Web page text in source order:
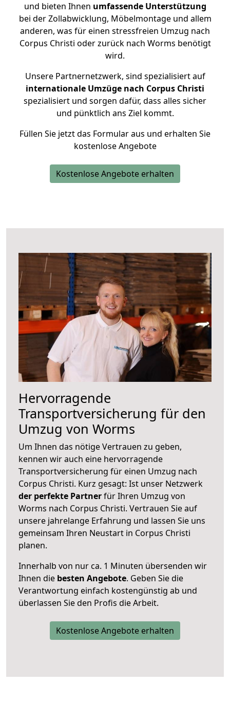
und bieten Ihnen umfassende Unterstützung
bei der Zollabwicklung, Möbelmontage und allem
anderen, was für einen stressfreien Umzug nach
Corpus Christi oder zurück nach Worms benötigt
wird.
Unsere Partnernetzwerk, sind spezialisiert auf
internationale Umzüge nach Corpus Christi
spezialisiert und sorgen dafür, dass alles sicher
und pünktlich ans Ziel kommt.
Füllen Sie jetzt das Formular aus und erhalten Sie
kostenlose Angebote
Kostenlose Angebote erhalten
Hervorragende
Transportversicherung für den
Umzug von Worms
Um Ihnen das nötige Vertrauen zu geben,
kennen wir auch eine hervorragende
Transportversicherung für einen Umzug nach
Corpus Christi. Kurz gesagt: Ist unser Netzwerk
der perfekte Partnerfür Ihren Umzug von
Worms nach Corpus Christi. Vertrauen Sie auf
unsere jahrelange Erfahrung und lassen Sie uns
gemeinsam Ihren Neustart in Corpus Christi
planen.
Innerhalb von nur ca. 1 Minuten übersenden wir
Ihnen die besten Angebote. Geben Sie die
Verantwortung einfach kostengünstig ab und
überlassen Sie den Profis die Arbeit.
Kostenlose Angebote erhalten